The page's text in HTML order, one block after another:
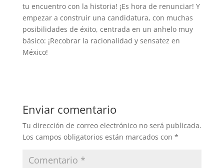
tu encuentro con la historia! ¡Es hora de renunciar! Y
empezar a construir una candidatura, con muchas
posibilidades de éxito, centrada en un anhelo muy
básico: ¡Recobrar la racionalidad y sensatez en
México!
Enviar comentario
Tu dirección de correo electrónico no será publicada.
Los campos obligatorios están marcados con *